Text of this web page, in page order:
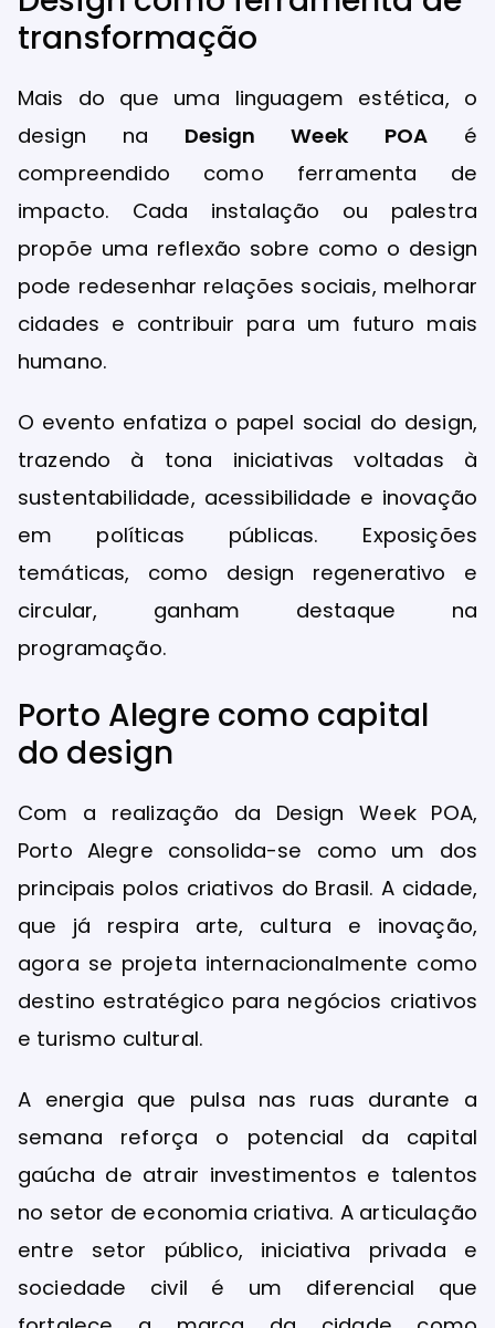
transformação
Mais do que uma linguagem estética, o
design na Design Week POA é
compreendido como ferramenta de
impacto. Cada instalação ou palestra
propõe uma reflexão sobre como o design
pode redesenhar relações sociais, melhorar
cidades e contribuir para um futuro mais
humano.
O evento enfatiza o papel social do design,
trazendo à tona iniciativas voltadas à
sustentabilidade, acessibilidade e inovação
em políticas públicas. Exposições
temáticas, como design regenerativo e
circular, ganham destaque na
programação.
Porto Alegre como capital
do design
Com a realização da Design Week POA,
Porto Alegre consolida-se como um dos
principais polos criativos do Brasil. A cidade,
que já respira arte, cultura e inovação,
agora se projeta internacionalmente como
destino estratégico para negócios criativos
e turismo cultural.
A energia que pulsa nas ruas durante a
semana reforça o potencial da capital
gaúcha de atrair investimentos e talentos
no setor de economia criativa. A articulação
entre setor público, iniciativa privada e
sociedade civil é um diferencial que